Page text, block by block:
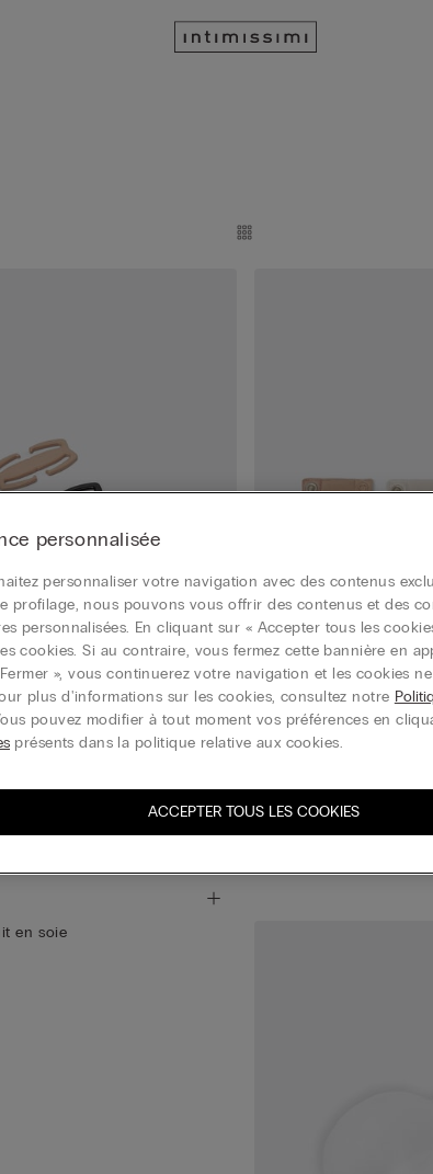
Rallonge de body
9,90 €
3+1 Offert
en soie
personnalisée
personnaliser votre navigation avec des contenus
profilage, nous pouvons vous offrir des contenus et des
personnalisées. En cliquant sur « Accepter tous les
cookies. Si au contraire, vous fermez cette bannière en
», vous continuerez votre navigation et les cookies
plus d'informations sur les cookies, consultez notre
pouvez modifier à tout moment vos préférences en
présents dans la politique relative aux cookies.
ACCEPTER TOUS LES COOKIES